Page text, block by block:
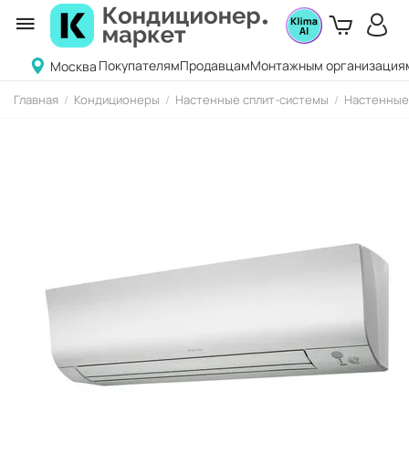
Москва ПокупателямПродавцамМонтажным
Главная / Кондиционеры / Настенные сплит-системы /